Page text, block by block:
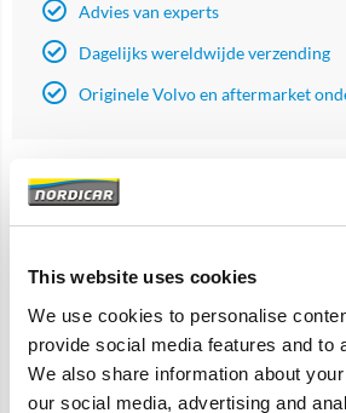
This website uses cookies
We use cookies to personalise
provide social media features and to
We also share information about
our social media, advertising and
Advies van experts
Dagelijks wereldwijde verzending
Originele Volvo en aftermarket
Artikelomschrijving
Origineel Volvo
Specificaties